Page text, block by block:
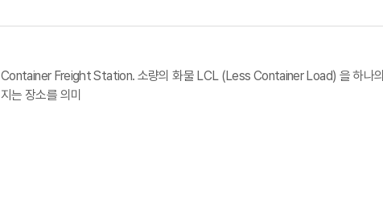
Container Freight Station. 소량의 화물 LCL (Less Container Load) 을 하나
지는 장소를 의미